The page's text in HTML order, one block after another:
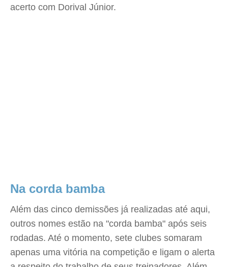
acerto com Dorival Júnior.
Na corda bamba
Além das cinco demissões já realizadas até aqui,
outros nomes estão na "corda bamba" após seis
rodadas. Até o momento, sete clubes somaram
apenas uma vitória na competição e ligam o alerta